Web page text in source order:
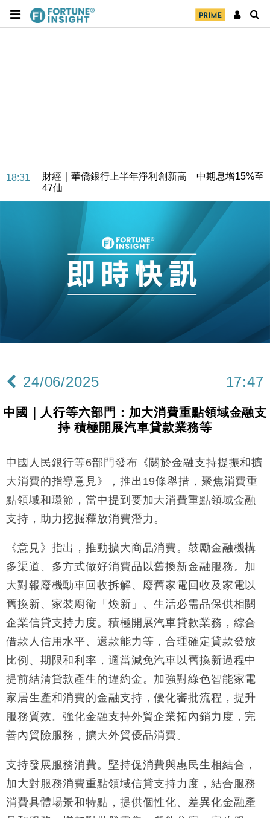
18:31
財經｜華僑銀行上半年淨利創新高 中期息增15%至
47仙
財經｜滙豐上調香港今年GDP預測至4.5% 看好貿易
及消費表現
本地｜假冒內地執法人員要求交「保證金」 43歲女子
損失近6900萬元
財經｜日經失守6.5萬點後回穩 全周仍升近2%
15:47
財經｜恒隆10月換帥 玩具「反」斗城亞洲CEO蔡德
財經｜韓股反覆波動收跌 連挫7周創逾3年最長跌勢
12:44
財經｜日本春季三度入市撐日圓 4月單日斥6.28萬億
11:12
國際｜特朗普料美伊戰事快結束 承認部分彈藥庫存緊
司
18:31
財經｜華僑銀行上半年淨利創新高 中期息增15%至
47仙
財經｜滙豐上調香港今年GDP預測至4.5% 看好貿易
及消費表現
16:47
損失近6900萬元
16:05
財經｜日經失守6.5萬點後回穩 全周仍升近2%
15:47
財經｜恒隆10月換帥 玩具「反」斗城亞洲CEO蔡德
粦接任
15:11
財經｜韓股反覆波動收跌 連挫7周創逾3年最長跌勢
13:44
財經｜內地7月美元計價出口增近24%勝預期 貿易順
差達1125億美元
12:44
財經｜日本春季三度入市撐日圓 4月單日斥6.28萬億
日圓干預創新高
11:12
國際｜特朗普料美伊戰事快結束 承認部分彈藥庫存緊
張
司
24/06/2025 17:47
中國｜人行等六部門：加大消費重點領域金融支
持 積極開展汽車貸款業務等
中國人民銀行等6部門發布《關於金融支持提振和擴
大消費的指導意見》，推出19條舉措，聚焦消費重
點領域和環節，當中提到要加大消費重點領域金融
支持，助力挖掘釋放消費潛力。
《意見》指出，推動擴大商品消費。鼓勵金融機構
多渠道、多方式做好消費品以舊換新金融服務。加
大對報廢機動車回收拆解、廢舊家電回收及家電以
舊換新、家裝廚衛「煥新」、生活必需品保供相關
企業信貸支持力度。積極開展汽車貸款業務，綜合
借款人信用水平、還款能力等，合理確定貸款發放
比例、期限和利率，適當減免汽車以舊換新過程中
提前結清貸款產生的違約金。加強對綠色智能家電
家居生產和消費的金融支持，優化審批流程，提升
服務質效。強化金融支持外貿企業拓內銷力度，完
善內貿險服務，擴大外貿優品消費。
支持發展服務消費。堅持促消費與惠民生相結合，
加大對服務消費重點領域信貸支持力度，結合服務
消費具體場景和特點，提供個性化、差異化金融產